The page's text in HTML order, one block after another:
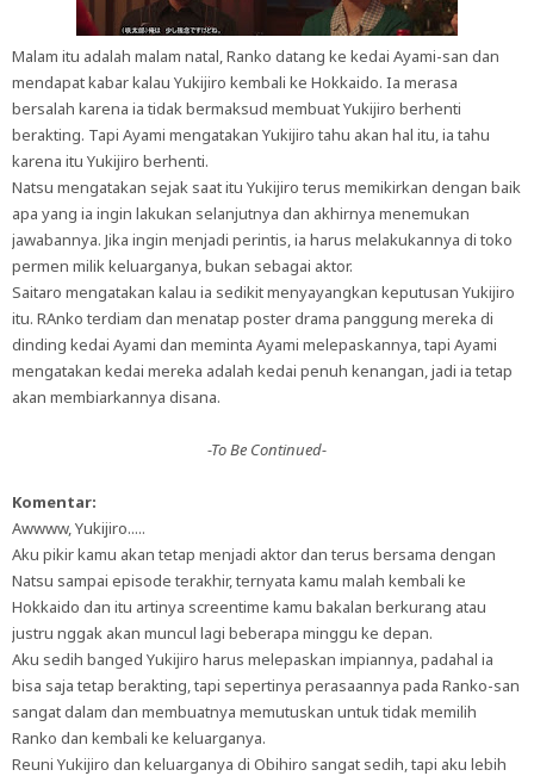
Malam itu adalah malam natal, Ranko datang ke kedai Ayami-san dan
mendapat kabar kalau Yukijiro kembali ke Hokkaido. Ia merasa
bersalah karena ia tidak bermaksud membuat Yukijiro berhenti
berakting. Tapi Ayami mengatakan Yukijiro tahu akan hal itu, ia tahu
karena itu Yukijiro berhenti.
Natsu mengatakan sejak saat itu Yukijiro terus memikirkan dengan baik
apa yang ia ingin lakukan selanjutnya dan akhirnya menemukan
jawabannya. Jika ingin menjadi perintis, ia harus melakukannya di toko
permen milik keluarganya, bukan sebagai aktor.
Saitaro mengatakan kalau ia sedikit menyayangkan keputusan Yukijiro
itu. RAnko terdiam dan menatap poster drama panggung mereka di
dinding kedai Ayami dan meminta Ayami melepaskannya, tapi Ayami
mengatakan kedai mereka adalah kedai penuh kenangan, jadi ia tetap
akan membiarkannya disana.
-To Be Continued-
Komentar:
Awwww, Yukijiro.....
Aku pikir kamu akan tetap menjadi aktor dan terus bersama dengan
Natsu sampai episode terakhir, ternyata kamu malah kembali ke
Hokkaido dan itu artinya screentime kamu bakalan berkurang atau
justru nggak akan muncul lagi beberapa minggu ke depan.
Aku sedih banged Yukijiro harus melepaskan impiannya, padahal ia
bisa saja tetap berakting, tapi sepertinya perasaannya pada Ranko-san
sangat dalam dan membuatnya memutuskan untuk tidak memilih
Ranko dan kembali ke keluarganya.
Reuni Yukijiro dan keluarganya di Obihiro sangat sedih, tapi aku lebih